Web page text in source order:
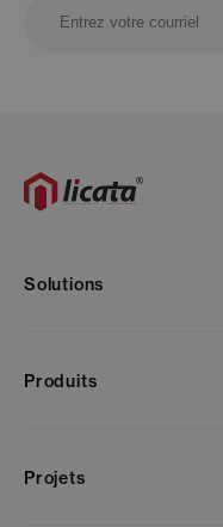
Solutions
Produits
Projets